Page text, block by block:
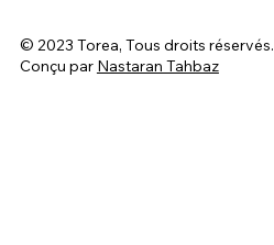
© 2023 Torea, Tous droits réservés.
Conçu par Nastaran Tahbaz